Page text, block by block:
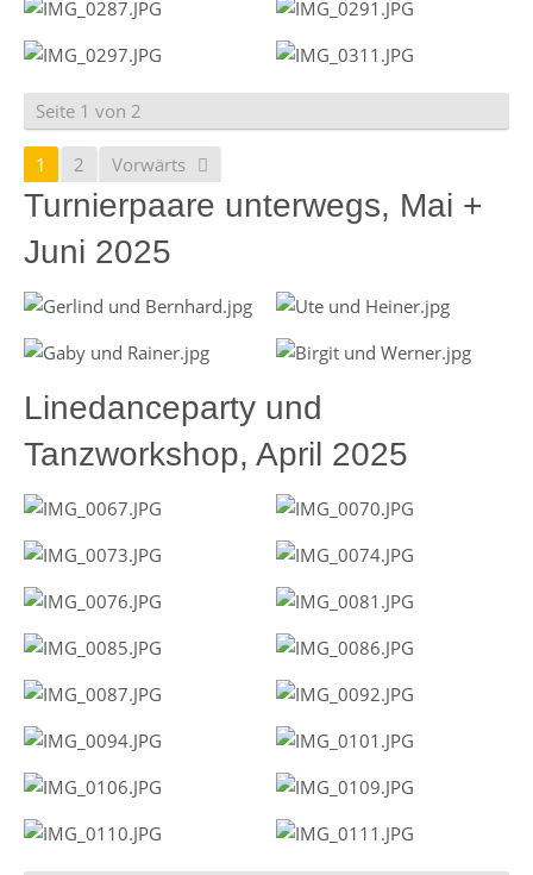
Seite 1 von 2
1 2 Vorwärts
Turnierpaare unterwegs, Mai +
Juni 2025
Linedanceparty und
Tanzworkshop, April 2025